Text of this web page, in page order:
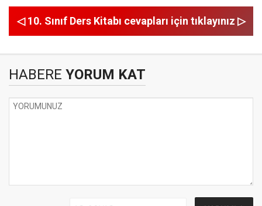
◁ 10. Sınıf Ders Kitabı cevapları için tıklayınız ▷
HABERE YORUM KAT